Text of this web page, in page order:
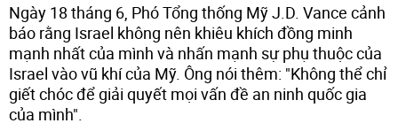
Ngày 18 tháng 6, Phó Tổng thống Mỹ J.D. Vance cảnh
báo rằng Israel không nên khiêu khích đồng minh
mạnh nhất của mình và nhấn mạnh sự phụ thuộc của
Israel vào vũ khí của Mỹ. Ông nói thêm: "Không thể chỉ
giết chóc để giải quyết mọi vấn đề an ninh quốc gia
của mình".